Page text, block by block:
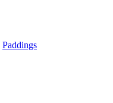
Paddings